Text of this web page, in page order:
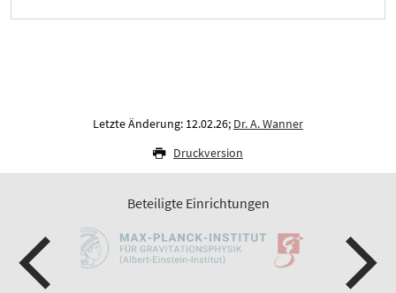
Letzte Änderung: 12.02.26; Dr. A. Wanner
Druckversion
Beteiligte Einrichtungen